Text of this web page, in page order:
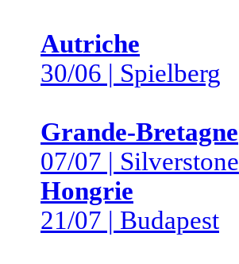
Autriche
30/06 | Spielberg
Grande-Bretagne
07/07 | Silverstone
Hongrie
21/07 | Budapest